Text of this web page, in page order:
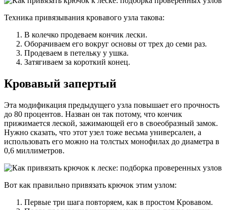
Техника привязывания кровавого узла такова:
В колечко продеваем кончик лески.
Оборачиваем его вокруг основы от трех до семи раз.
Продеваем в петельку у ушка.
Затягиваем за короткий конец.
Кровавый запертый
Эта модификация предыдущего узла повышает его прочность
до 80 процентов. Назван он так потому, что кончик
прижимается леской, зажимающей его в своеобразный замок.
Нужно сказать, что этот узел тоже весьма универсален, а
использовать его можно на толстых монофилах до диаметра в
0,6 миллиметров.
Вот как правильно привязать крючок этим узлом:
Первые три шага повторяем, как в простом Кровавом.